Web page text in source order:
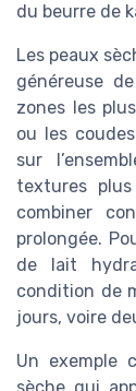
du beurre de
Les peaux
généreuse
zones les
ou les
sur
textures
combiner
prolongée.
de lait
condition de
jours, voire
Un exemple